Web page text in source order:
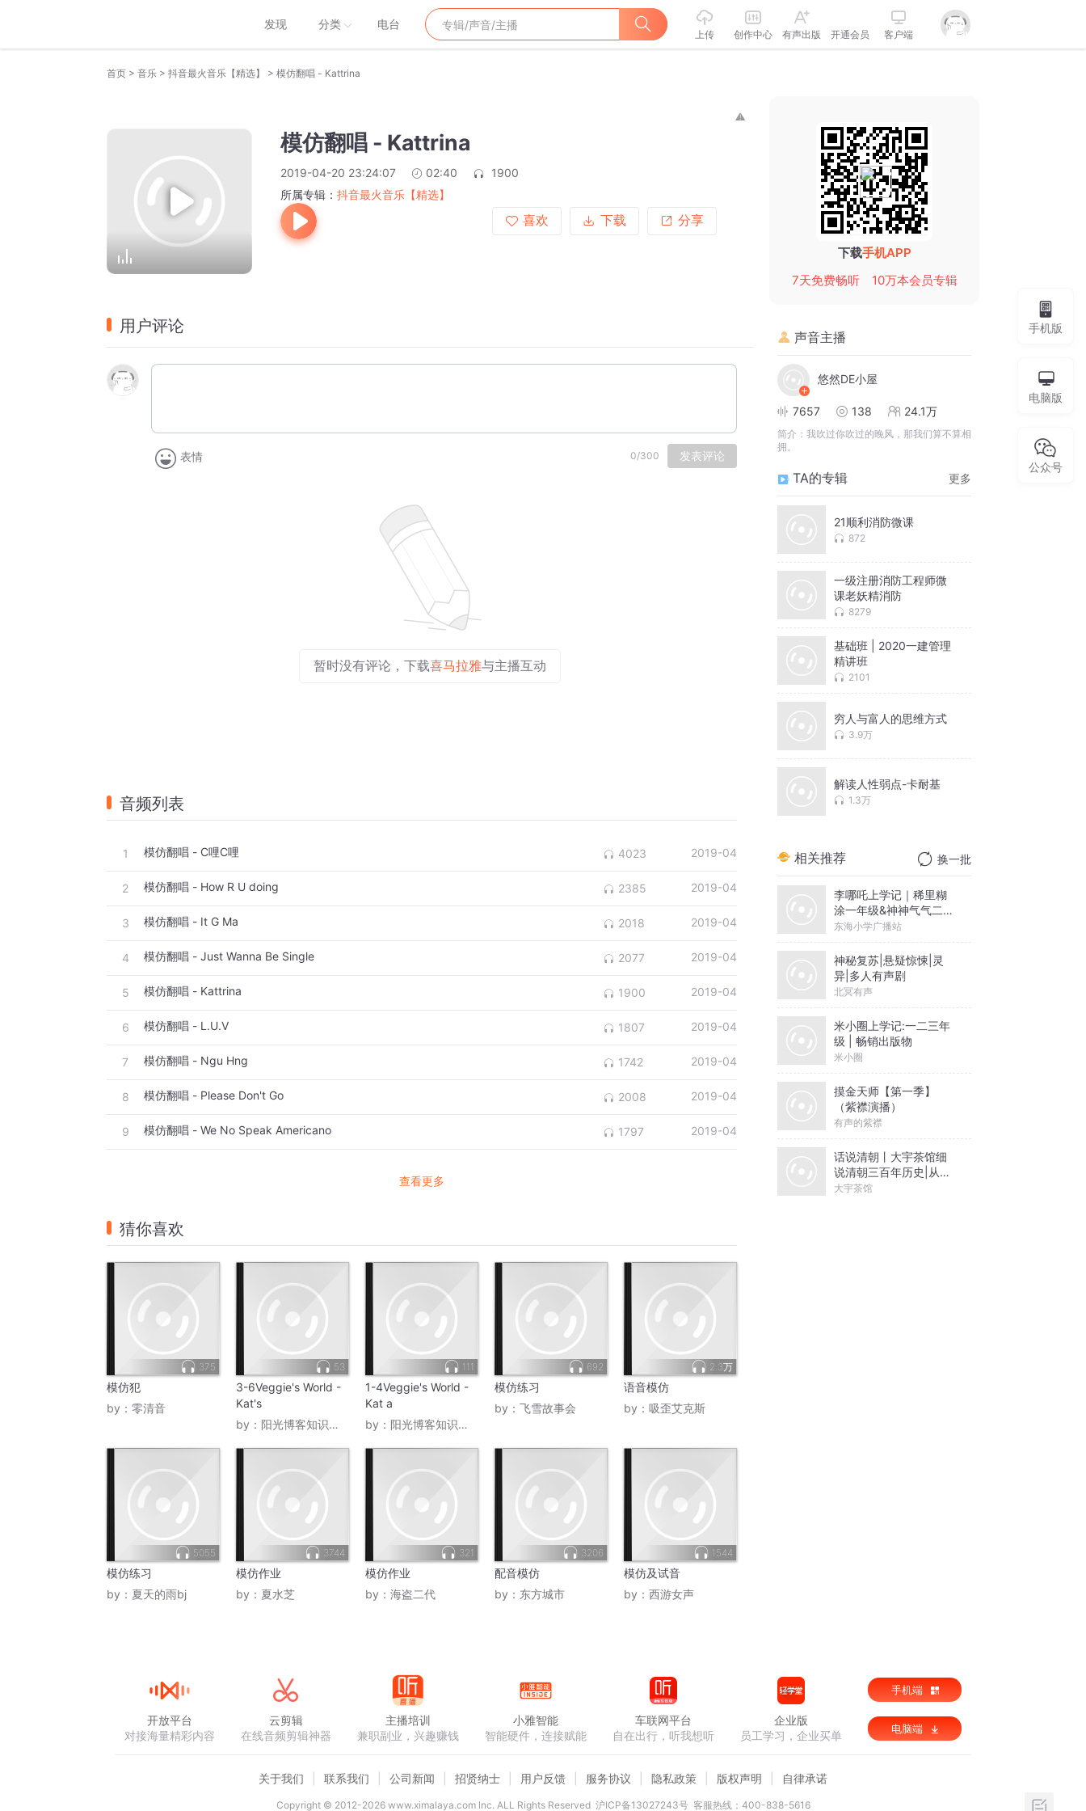
发现 分类 电台
上传 创作中心 有声出版 开通会员 客户端
首页 > 音乐 > 抖音最火音乐【精选】 > 模仿翻唱 - Kattrina
模仿翻唱 - Kattrina
2019-04-20 23:24:07 02:40
1900
所属专辑： 抖音最火音乐【精选】
喜欢
下载 分享
用户评论
表情 0/300 发表评论
暂时没有评论，下载喜马拉雅与主播互动
音频列表
1 模仿翻唱 - C哩C哩 4023 2019-04
2 模仿翻唱 - How R U doing 2385 2019-04
3 模仿翻唱 - It G Ma 2018 2019-04
4 模仿翻唱 - Just Wanna Be Single 2077 2019-04
5 模仿翻唱 - Kattrina 1900 2019-04
6 模仿翻唱 - L.U.V 1807 2019-04
7 模仿翻唱 - Ngu Hng 1742 2019-04
8 模仿翻唱 - Please Don't Go 2008 2019-04
9 模仿翻唱 - We No Speak Americano 1797 2019-04
查看更多
猜你喜欢
375
模仿犯
by： 零清音
53
3-6Veggie's World -
Kat's
by： 阳光博客知识大本营
111
1-4Veggie's World -
Kat a
by： 阳光博客知识大本营
692
模仿练习
by： 飞雪故事会
2.3万
语音模仿
by： 吸歪艾克斯
5055
模仿练习
by： 夏天的雨bj
3744
模仿作业
by： 夏水芝
321
模仿作业
by： 海盗二代
3206
配音模仿
by： 东方城市
1544
模仿及试音
by： 西游女声
下载手机APP
7天免费畅听
10万本会员专辑
声音主播
悠然DE小屋
7657 138 24.1万
简介： 我吹过你吹过的晚风，那我们算不算相
拥。
TA的专辑 更多
21顺利消防微课
872
一级注册消防工程师微
课老妖精消防
8279
基础班 | 2020一建管理
精讲班
2101
穷人与富人的思维方式
3.9万
解读人性弱点-卡耐基
1.3万
相关推荐 换一批
李哪吒上学记｜稀里糊
涂一年级&神神气气二年
级
东海小学广播站
神秘复苏|悬疑惊悚|灵
异|多人有声剧
北冥有声
米小圈上学记:一二三年
级 | 畅销出版物
米小圈
摸金天师【第一季】
（紫襟演播）
有声的紫襟
话说清朝丨大宇茶馆细
说清朝三百年历史|从努
尔哈赤到末代皇帝溥仪|
大宇茶馆
手机版
电脑版
公众号
开放平台
对接海量精彩内容
云剪辑
在线音频剪辑神器
主播培训
兼职副业，兴趣赚钱
小雅智能
智能硬件，连接赋能
车联网平台
自在出行，听我想听
企业版
员工学习，企业买单
手机端
电脑端
关于我们 联系我们 公司新闻 招贤纳士 用户反馈 服务协议 隐私政策 版权声明 自律承诺
Copyright © 2012-2026www.ximalaya.com lnc. ALL Rights Reserved 沪ICP备13027243号 客服热线：400-838-5616